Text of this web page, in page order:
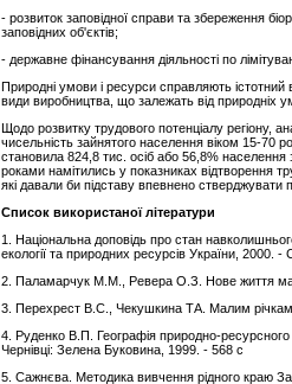
- розвиток заповідної справи та збереження
заповідних об'єктів;
- державне фінансування діяльності по
Природні умови і ресурси справляють істотний
види виробництва, що залежать від природніх
Щодо розвитку трудового потенціалу регіону,
чисельність зайнятого населення віком 15-70
становила 824,8 тис. осіб або 56,8%
роками намітились у показниках відтворення
які давали би підставу впевнено стверджувати
Список використаноїлітератури
1. Національна доповідь про стан
екології та природних ресурсів України, 2000. -
2. Паламарчук М.М., Ревера О.З. Нове життя
3. Перехрест B.C., Чекушкина ТА. Малим
4. Руденко В.П. Географія природно-
Чернівці: Зелена Буковина, 1999. - 568 с
5. Сажнєва. Методика вивчення рідного краю